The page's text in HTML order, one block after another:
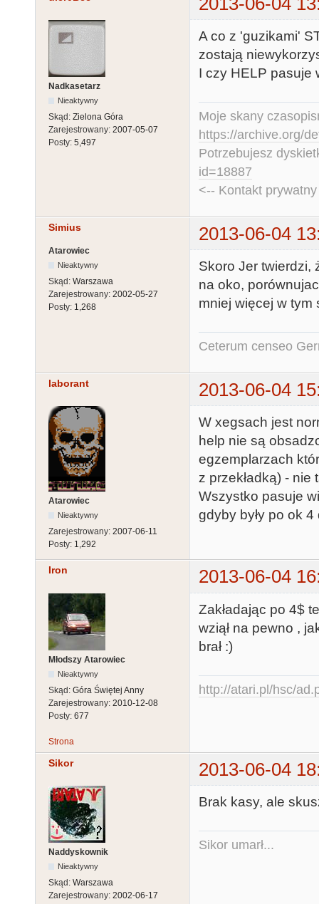
Nadkasetarz
Nieaktywny
Skąd: Zielona Góra
Zarejestrowany: 2007-05-07
Posty: 5,497
A co z 'guzikami'
zostają
I czy HELP pasuje
Moje skany
https://archive.org/
Potrzebujesz
id=18887
<-- Kontakt
Simius 2013-06-04
Atarowiec
Nieaktywny
Skąd: Warszawa
Zarejestrowany: 2002-05-27
Posty: 1,268
Skoro Jer twierdzi,
na oko,
mniej więcej w tym
Ceterum censeo
laborant 2013-06-04
Atarowiec
Nieaktywny
Zarejestrowany: 2007-06-11
Posty: 1,292
W xegsach jest
help nie są
egzemplarzach
z przekładką) -
Wszystko pasuje
gdyby były po ok 4
Iron 2013-06-04
Młodszy Atarowiec
Nieaktywny
Skąd: Góra Świętej Anny
Zarejestrowany: 2010-12-08
Posty: 677
Zakładając po 4$
wziął na pewno ,
brał :)
http://atari.pl/hsc/
Strona
Sikor 2013-06-04
Naddyskownik
Nieaktywny
Skąd: Warszawa
Zarejestrowany: 2002-06-17
Brak kasy, ale
Sikor umarł...